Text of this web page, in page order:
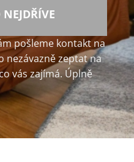
NEJDŘÍVE
pošleme kontakt na
nezávazně zeptat na
vás zajímá. Úplně